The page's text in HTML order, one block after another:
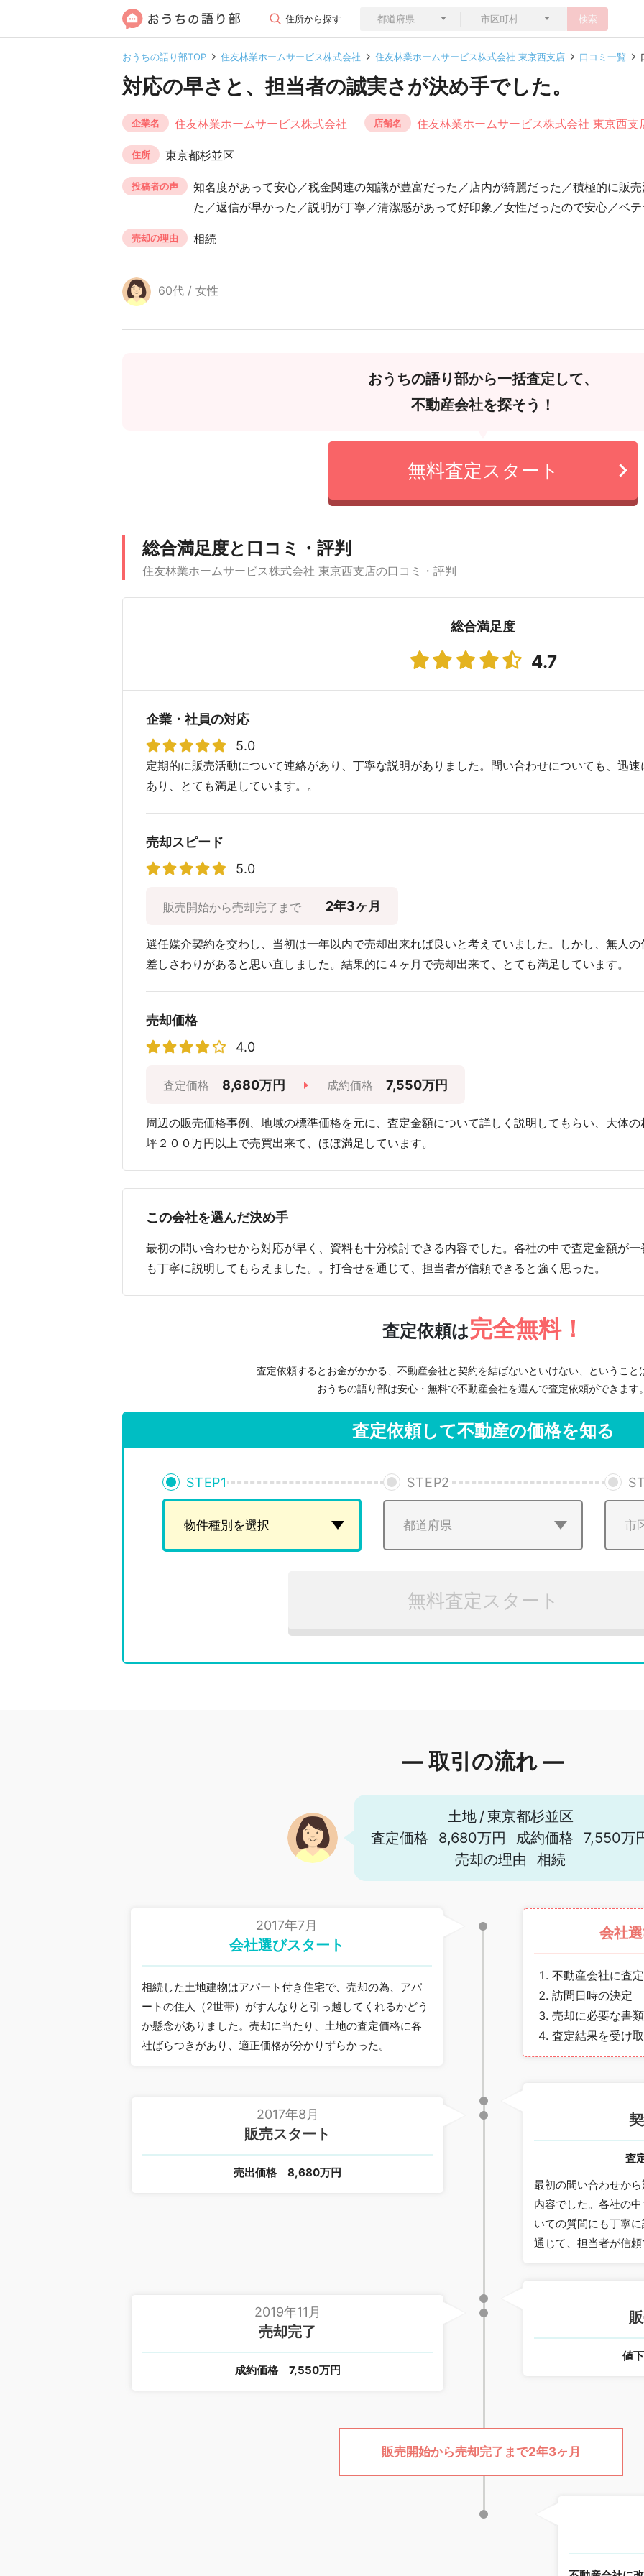
住所から探す 検索
おうちの語り部TOP 住友林業ホームサービス株式会社 住友林業ホームサービス株式会社 東京西支店 口コミ一覧
対応の早さと、担当者の誠実さが決め手でした。
企業名 住友林業ホームサービス株式会社 店舗名 住友林業ホームサービス株式会社 東京西支
住所 東京都杉並区
投稿者の声
知名度があって安心／税金関連の知識が豊富だった／店内が綺麗だった／積極的に販
た／返信が早かった／説明が丁寧／清潔感があって好印象／女性だったので安心／ベ
売却の理由 相続
60代 / 女性
おうちの語り部から一括査定して、
不動産会社を探そう！
無料査定スタート
総合満足度と口コミ・評判
住友林業ホームサービス株式会社 東京西支店の口コミ・評判
総合満足度
4.7
企業・社員の対応
5.0
定期的に販売活動について連絡があり、丁寧な説明がありました。問い合わせについても、迅
あり、とても満足しています。。
売却スピード
5.0
販売開始から売却完了まで 2年3ヶ月
選任媒介契約を交わし、当初は一年以内で売却出来れば良いと考えていました。しかし、無人
差しさわりがあると思い直しました。結果的に４ヶ月で売却出来て、とても満足しています。
売却価格
4.0
査定価格 8,680万円 成約価格 7,550万円
周辺の販売価格事例、地域の標準価格を元に、査定金額について詳しく説明してもらい、大体
坪２００万円以上で売買出来て、ほぼ満足しています。
この会社を選んだ決め手
最初の問い合わせから対応が早く、資料も十分検討できる内容でした。各社の中で査定金額が
も丁寧に説明してもらえました。。打合せを通じて、担当者が信頼できると強く思った。
査定依頼は完全無料！
査定依頼するとお金がかかる、不動産会社と契約を結ばないといけない、ということ
おうちの語り部は安心・無料で不動産会社を選んで査定依頼ができます
査定依頼して不動産の価格を知る
STEP1 STEP2
無料査定スタート
― 取引の流れ ―
土地 /東京都杉並区
査定価格
8,680万円 成約価格
7,550万
売却の理由
相続
2017年7月
会社選びスタート
相続した土地建物はアパート付き住宅で、売却の為、アパ
ートの住人（2世帯）がすんなりと引っ越してくれるかどう
か懸念がありました。売却に当たり、土地の査定価格に各
社ばらつきがあり、適正価格が分かりずらかった。
会社
不動産会社に査
訪問日時の決定
売却に必要な書
査定結果を受け
査
最初の問い合わせか
内容でした。各社の
いての質問にも丁寧
通じて、担当者が信
2017年8月
販売スタート
売出価格 8,680万円
値
2019年11月
売却完了
成約価格 7,550万円
販売開始から売却完了まで2年3ヶ月